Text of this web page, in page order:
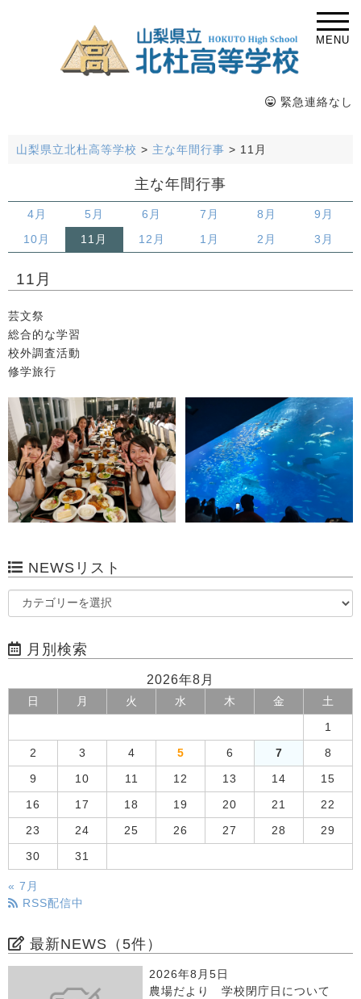
MENU
緊急連絡なし
山梨県立北杜高等学校 > 主な年間行事 > 11月
主な年間行事
4月 5月 6月 7月 8月 9月
10月 11月 12月 1月 2月 3月
11月
芸文祭
総合的な学習
校外調査活動
修学旅行
NEWSリスト
月別検索
2026年8月
日 月 火 水 木 金 土
1
2 3 4 5 6 7 8
9 10 11 12 13 14 15
16 17 18 19 20 21 22
23 24 25 26 27 28 29
30 31
« 7月
RSS配信中
最新NEWS（5件）
2026年8月5日
農場だより 学校閉庁日について